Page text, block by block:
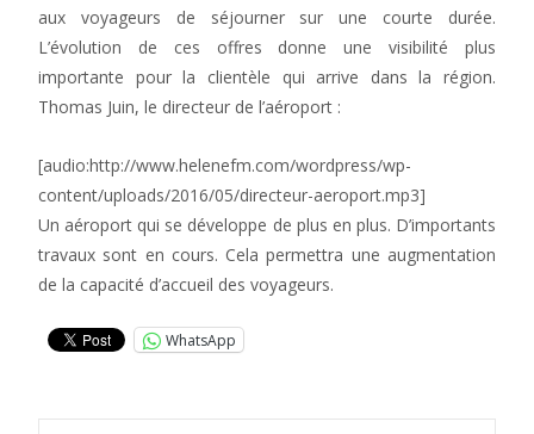
aux voyageurs de séjourner sur une courte durée.
L’évolution de ces offres donne une visibilité plus
importante pour la clientèle qui arrive dans la région.
Thomas Juin, le directeur de l’aéroport :
[audio:http://www.helenefm.com/wordpress/wp-
content/uploads/2016/05/directeur-aeroport.mp3]
Un aéroport qui se développe de plus en plus. D’importants
travaux sont en cours. Cela permettra une augmentation
de la capacité d’accueil des voyageurs.
WhatsApp